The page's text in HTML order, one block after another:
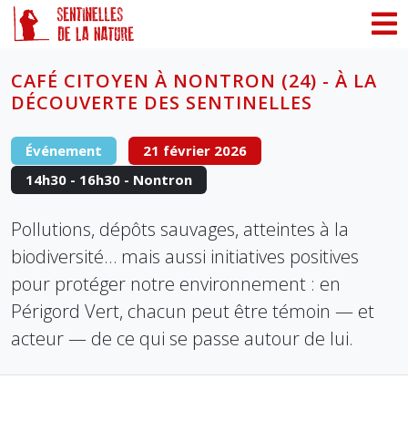
CAFÉ CITOYEN À NONTRON (24) - À LA
DÉCOUVERTE DES SENTINELLES
Événement
21 février 2026
14h30 - 16h30 - Nontron
Pollutions, dépôts sauvages, atteintes à la
biodiversité… mais aussi initiatives positives
pour protéger notre environnement : en
Périgord Vert, chacun peut être témoin — et
acteur — de ce qui se passe autour de lui.
Panneau de gestion des cookies